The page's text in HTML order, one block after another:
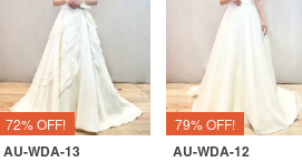
72% OFF!
AU-WDA-13
79% OFF!
AU-WDA-12